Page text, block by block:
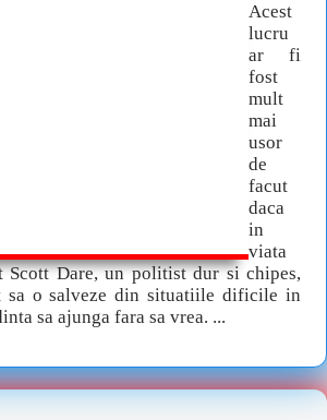
Acest
lucru
ar fi
fost
mult
mai
usor
de
facut
daca
in
viata
Dare, un politist dur si chipes,
sa o salveze din situatiile dificile in
sa ajunga fara sa vrea. ...